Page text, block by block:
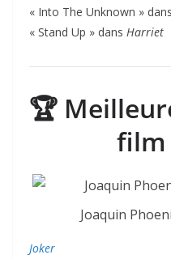
« Into The Unknown » dans
« Stand Up » dans Harriet
🏆
film
Joaquin
Joker